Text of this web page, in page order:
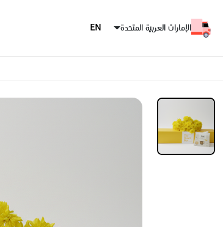
الإمارات العربية المتحدة